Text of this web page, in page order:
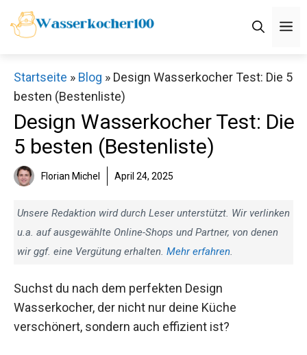
Zum
Inhalt
Startseite » Blog » Design Wasserkocher Test: Die 5
besten (Bestenliste)
Design Wasserkocher Test: Die
5 besten (Bestenliste)
Florian Michel April 24, 2025
Unsere Redaktion wird durch Leser unterstützt. Wir verlinken
u.a. auf ausgewählte Online-Shops und Partner, von denen
wir ggf. eine Vergütung erhalten. Mehr erfahren.
Suchst du nach dem perfekten Design
Wasserkocher, der nicht nur deine Küche
verschönert, sondern auch effizient ist?